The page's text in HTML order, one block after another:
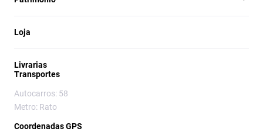
Loja
Livrarias
Transportes
Autocarros: 58
Metro: Rato
Coordenadas GPS